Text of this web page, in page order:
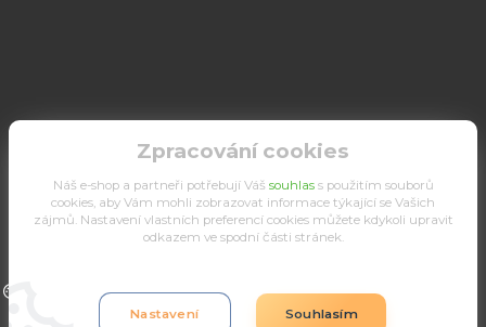
Upravit sběr cookies.
Zpracování cookies
Náš e-shop a partneři potřebují Váš souhlass použitím souborů
cookies, aby Vám mohli zobrazovat informace týkající se Vašich
zájmů. Nastavení vlastních preferencí cookies můžete kdykoli upravit
odkazem ve spodní části stránek.
Nastavení Souhlasím